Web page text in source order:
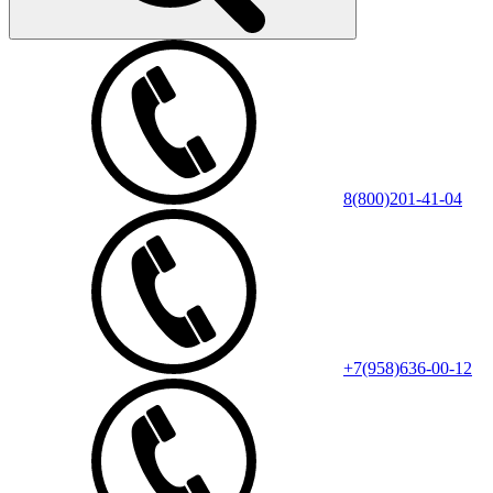
8(800)201-41-04
+7(958)636-00-12